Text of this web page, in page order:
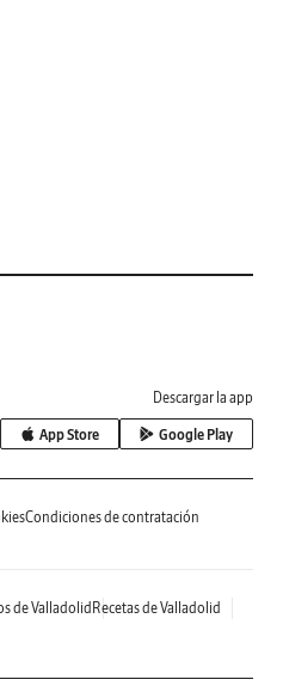
Descargar la app
App Store Google Play
Condiciones de contratación
de Valladolid Recetas de Valladolid